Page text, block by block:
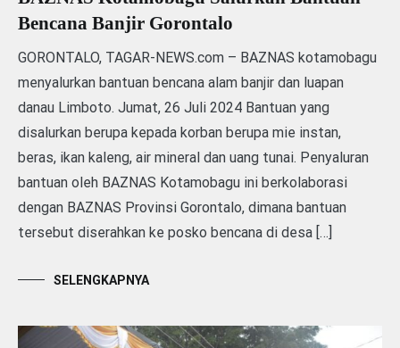
Bencana Banjir Gorontalo
GORONTALO, TAGAR-NEWS.com – BAZNAS kotamobagu
menyalurkan bantuan bencana alam banjir dan luapan
danau Limboto. Jumat, 26 Juli 2024 Bantuan yang
disalurkan berupa kepada korban berupa mie instan,
beras, ikan kaleng, air mineral dan uang tunai. Penyaluran
bantuan oleh BAZNAS Kotamobagu ini berkolaborasi
dengan BAZNAS Provinsi Gorontalo, dimana bantuan
tersebut diserahkan ke posko bencana di desa […]
SELENGKAPNYA